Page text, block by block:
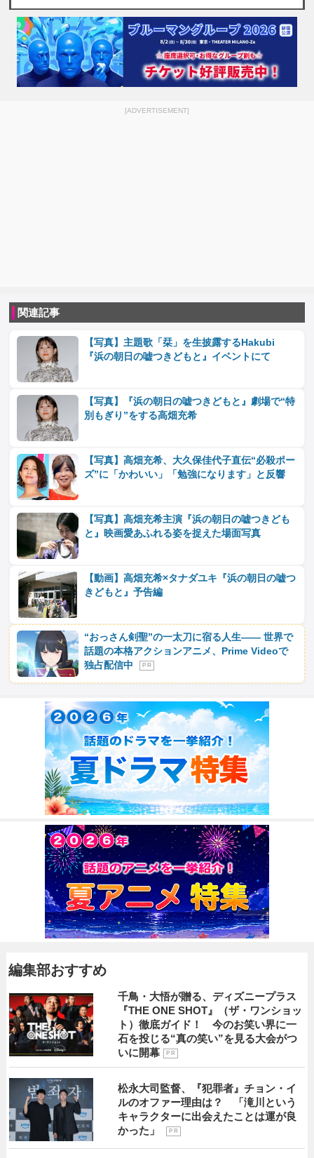
[ADVERTISEMENT]
関連記事
【写真】主題歌「栞」を生披露するHakubi
『浜の朝日の嘘つきどもと』イベントにて
【写真】『浜の朝日の嘘つきどもと』劇場で“特
別もぎり”をする高畑充希
【写真】高畑充希、大久保佳代子直伝“必殺ポー
ズ”に「かわいい」「勉強になります」と反響
【写真】高畑充希主演『浜の朝日の嘘つきども
と』映画愛あふれる姿を捉えた場面写真
【動画】高畑充希×タナダユキ『浜の朝日の嘘つ
きどもと』予告編
“おっさん剣聖”の一太刀に宿る人生―― 世界で
話題の本格アクションアニメ、Prime Videoで
独占配信中
P R
編集部おすすめ
千鳥・大悟が贈る、ディズニープラス
『THE ONE SHOT』（ザ・ワンショッ
ト）徹底ガイド！ 今のお笑い界に一
石を投じる“真の笑い”を見る大会がつ
いに開幕
P R
松永大司監督、『犯罪者』チョン・イ
ルのオファー理由は？ 「滝川という
キャラクターに出会えたことは運が良
かった」
P R